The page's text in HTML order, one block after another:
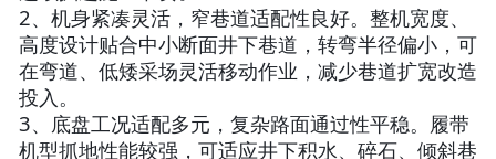
2、机身紧凑灵活，窄巷道适配性良好。整机宽度、
高度设计贴合中小断面井下巷道，转弯半径偏小，可
在弯道、低矮采场灵活移动作业，减少巷道扩宽改造
投入。
3、底盘工况适配多元，复杂路面通过性平稳。履带
机型抓地性能较强，可适应井下积水、碎石、倾斜巷